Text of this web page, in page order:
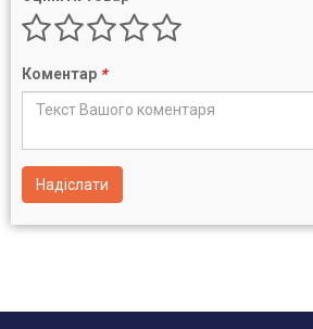
Коментар *
Надіслати